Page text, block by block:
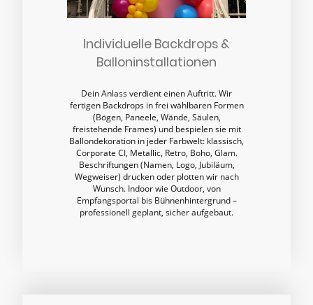
Individuelle Backdrops &
Balloninstallationen
Dein Anlass verdient einen Auftritt. Wir
fertigen Backdrops in frei wählbaren Formen
(Bögen, Paneele, Wände, Säulen,
freistehende Frames) und bespielen sie mit
Ballondekoration in jeder Farbwelt: klassisch,
Corporate CI, Metallic, Retro, Boho, Glam.
Beschriftungen (Namen, Logo, Jubiläum,
Wegweiser) drucken oder plotten wir nach
Wunsch. Indoor wie Outdoor, von
Empfangsportal bis Bühnenhintergrund –
professionell geplant, sicher aufgebaut.